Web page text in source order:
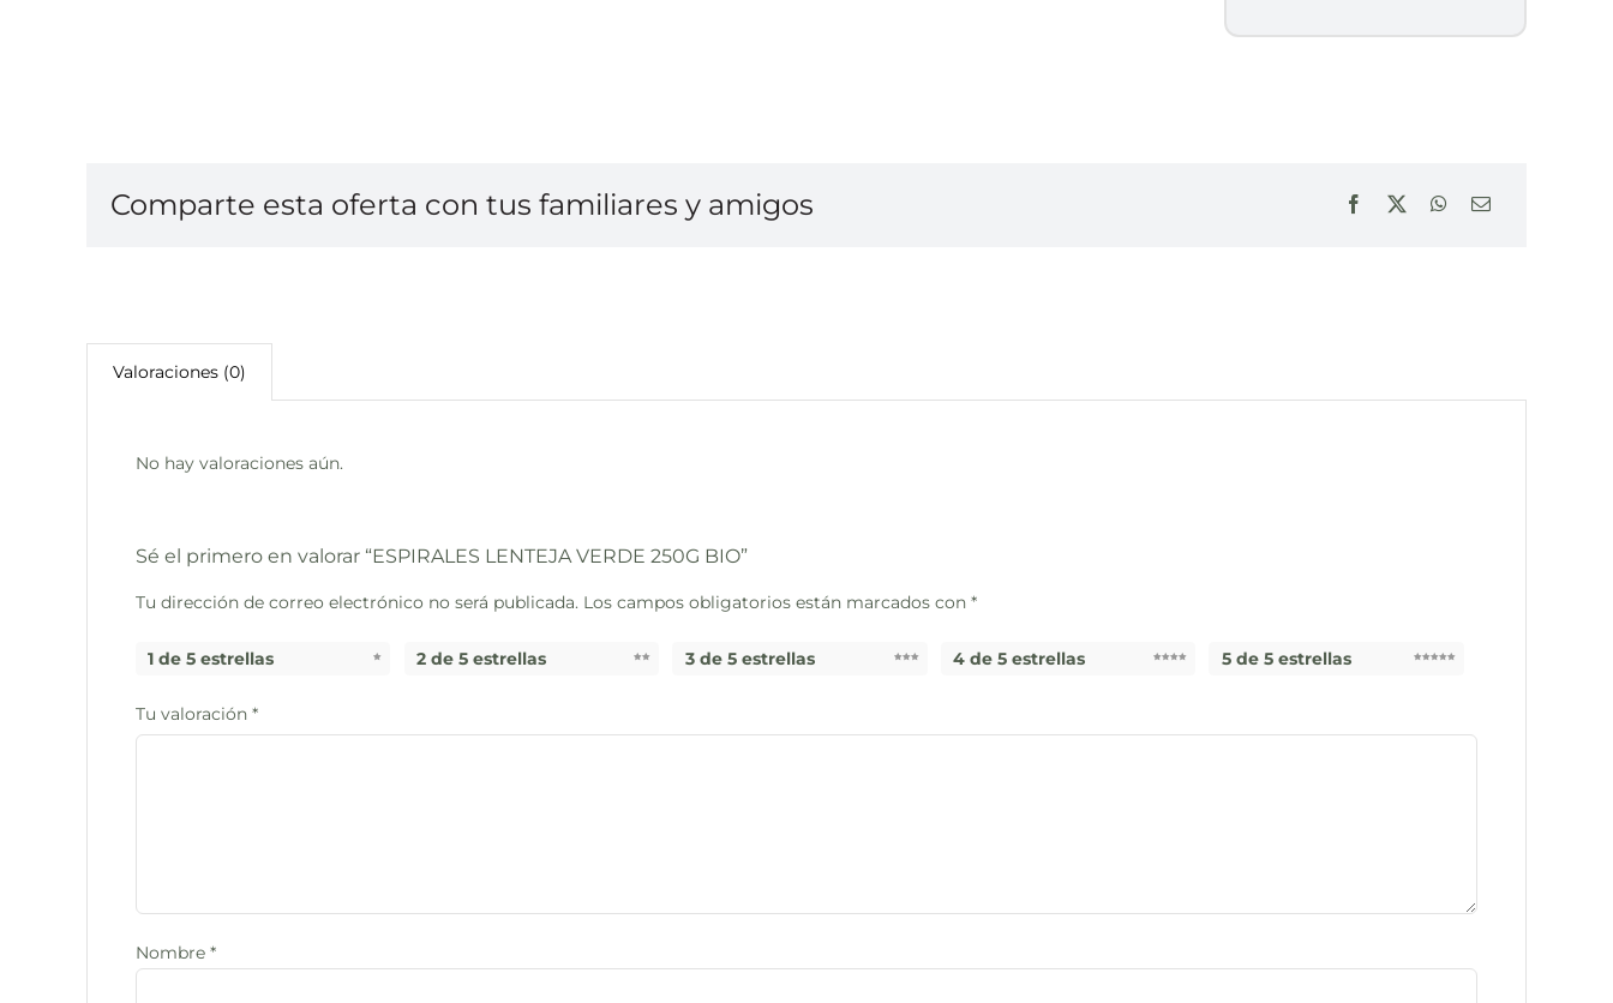
Comparte esta oferta con tus familiares y amigos
Valoraciones (0)
No hay valoraciones aún.
Sé el primero en valorar “ESPIRALES LENTEJA VERDE 250G BIO”
Tu dirección de correo electrónico no será publicada. Los campos obligatorios están marcados con *
1 de 5 estrellas 2 de 5 estrellas 3 de 5 estrellas 4 de 5 estrellas 5 de 5 estrellas
Tu valoración *
Nombre *